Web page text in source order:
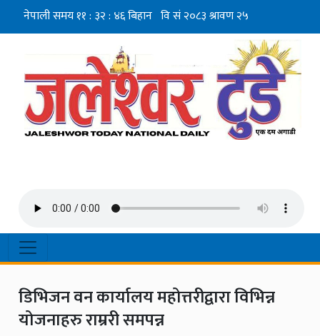
डिभिजन वन कार्यालय महोत्तरीद्वारा विभिन्न
योजनाहरु राम्ररी समपन्न